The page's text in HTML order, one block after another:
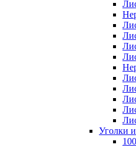
Уголки